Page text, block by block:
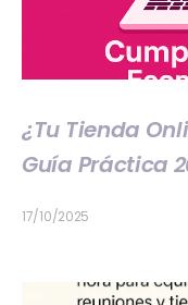
¿Tu Tienda
Guía Práctica
17/10/2025